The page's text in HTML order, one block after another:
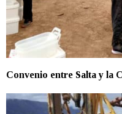
Convenio entre Salta y la